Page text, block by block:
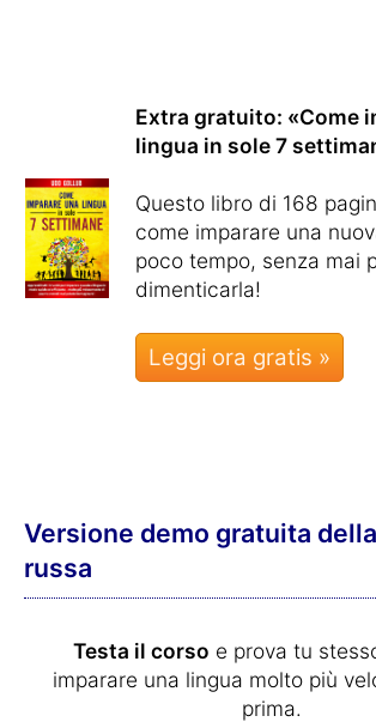
Extra gratuito: «Come
lingua in sole 7
Questo libro di 168
come imparare una
poco tempo, senza mai
dimenticarla!
Leggi ora gratis »
Versione demo gratuita
russa
Testa il corso e prova tu
imparare una lingua molto più
prima.